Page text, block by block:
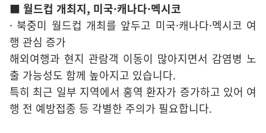
■ 월드컵 개최지, 미국·캐나다·멕시코
· 북중미 월드컵 개최를 앞두고 미국·캐나다·멕시코 여
행 관심 증가
해외여행과 현지 관람객 이동이 많아지면서 감염병 노
출 가능성도 함께 높아지고 있습니다.
특히 최근 일부 지역에서 홍역 환자가 증가하고 있어 여
행 전 예방접종 등 각별한 주의가 필요합니다.